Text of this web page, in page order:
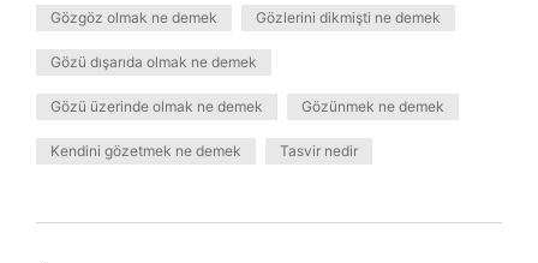
Gözgöz olmak ne demek Gözlerini dikmişti ne demek
Gözü dışarıda olmak ne demek
Gözü üzerinde olmak ne demek Gözünmek ne demek
Kendini gözetmek ne demek Tasvir nedir